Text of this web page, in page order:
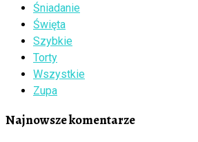
Śniadanie
Święta
Szybkie
Torty
Wszystkie
Zupa
Najnowsze komentarze